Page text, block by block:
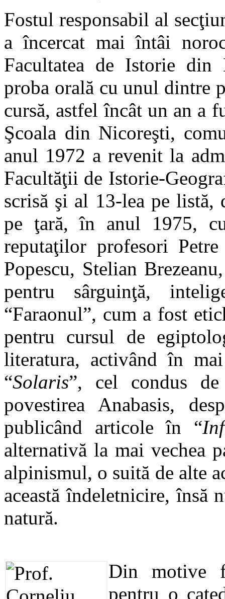
Fostul responsabil al
a încercat mai întâi
Facultatea de Istorie din
proba orală cu unul dintre
cursă, astfel încât un an a
Şcoala din Nicoreşti,
anul 1972 a revenit la
Facultăţii de Istorie-
scrisă şi al 13-lea pe listă,
pe ţară, în anul 1975,
reputaţilor profesori
Popescu, Stelian
pentru sârguinţă,
“Faraonul”, cum a fost
pentru cursul de
literatura, activând în
“Solaris”, cel condus
povestirea Anabasis,
publicând articole în “
alternativă la mai vechea
alpinismul, o suită de alte
această îndeletnicire, însă
natură.
Din motive
pentru o